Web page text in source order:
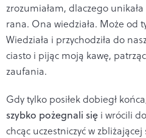
zrozumiałam, dlaczego
rana. Ona wiedziała. Może od
Wiedziała i przychodziła do
ciasto i pijąc moją kawę,
zaufania.
Gdy tylko posiłek dobiegł
szybko pożegnali się i wrócili
chcąc uczestniczyć w